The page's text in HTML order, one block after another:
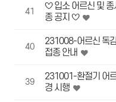
41
♡ 입소 어르신 및 종
종 공지 ♡
40
231008-어르신 독
접종 안내
39
231001-환절기 어
경 시행